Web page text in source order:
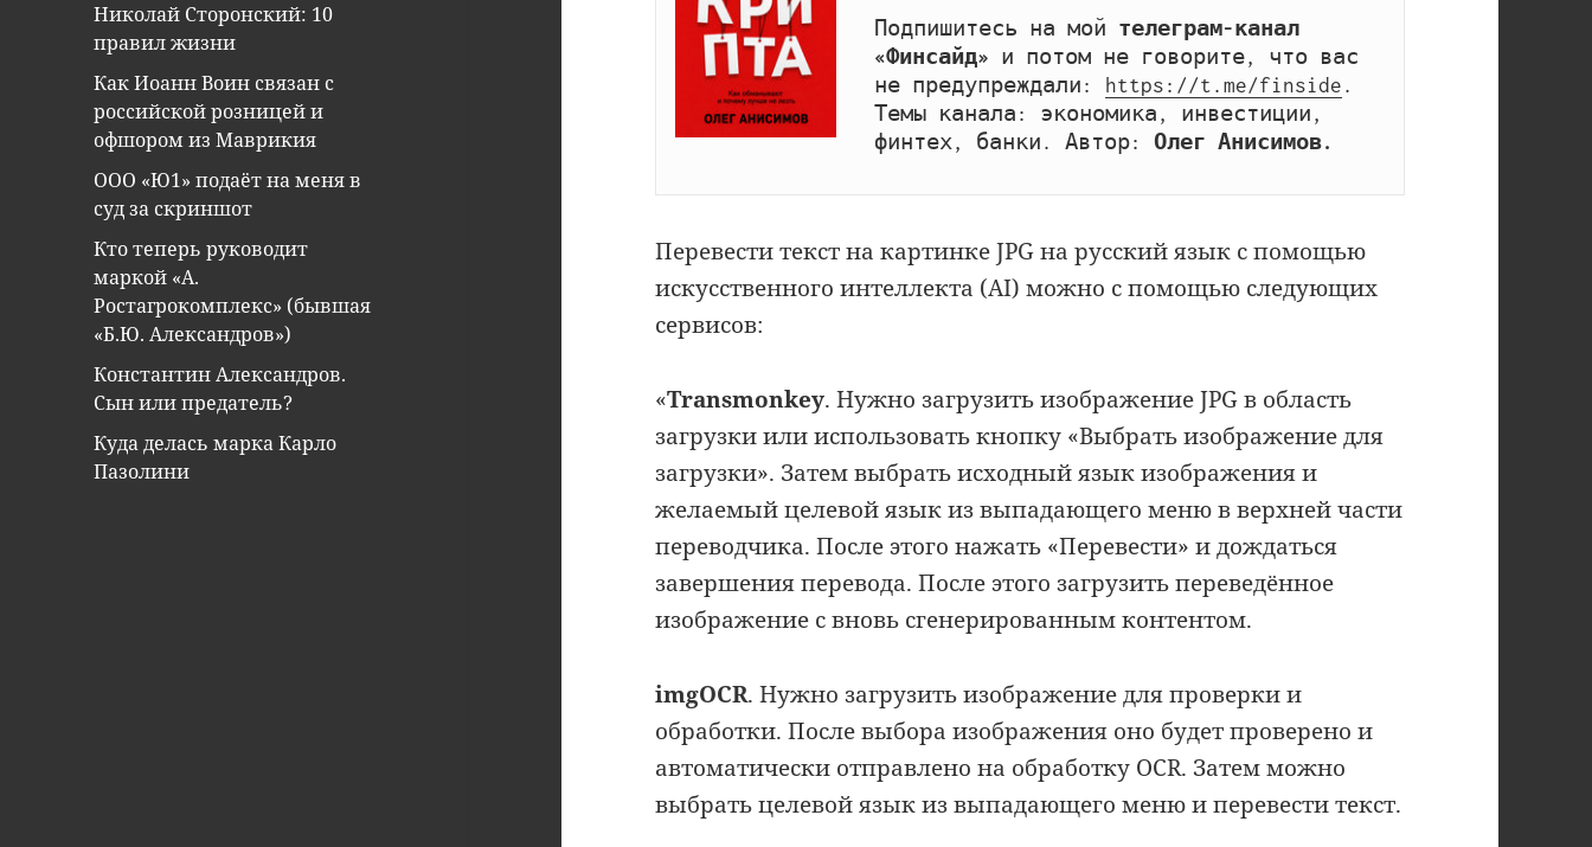
Николай Сторонский: 10
правил жизни
Как Иоанн Воин связан с
российской розницей и
офшором из Маврикия
ООО «Ю1» подаёт на меня в
суд за скриншот
Кто теперь руководит
маркой «А.
Ростагрокомплекс» (бывшая
«Б.Ю. Александров»)
Константин Александров.
Сын или предатель?
Куда делась марка Карло
Пазолини
Подпишитесь на мой телеграм-канал
«Финсайд» и потом не говорите, что вас
не предупреждали: https://t.me/finside .
Темы канала: экономика, инвестиции,
финтех, банки. Автор: Олег Анисимов.
Перевести текст на картинке JPG на русский язык с помощью
искусственного интеллекта (AI) можно с помощью следующих
сервисов:
«Transmonkey. Нужно загрузить изображение JPG в область
загрузки или использовать кнопку «Выбрать изображение для
загрузки». Затем выбрать исходный язык изображения и
желаемый целевой язык из выпадающего меню в верхней части
переводчика. После этого нажать «Перевести» и дождаться
завершения перевода. После этого загрузить переведённое
изображение с вновь сгенерированным контентом.
imgOCR. Нужно загрузить изображение для проверки и
обработки. После выбора изображения оно будет проверено и
автоматически отправлено на обработку OCR. Затем можно
выбрать целевой язык из выпадающего меню и перевести текст.